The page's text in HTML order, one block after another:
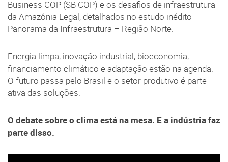
Business COP (SB COP) e os desafios de infraestrutura
da Amazônia Legal, detalhados no estudo inédito
Panorama da Infraestrutura – Região Norte.
Energia limpa, inovação industrial, bioeconomia,
financiamento climático e adaptação estão na agenda.
O futuro passa pelo Brasil e o setor produtivo é parte
ativa das soluções.
O debate sobre o clima está na mesa. E a indústria faz
parte disso.